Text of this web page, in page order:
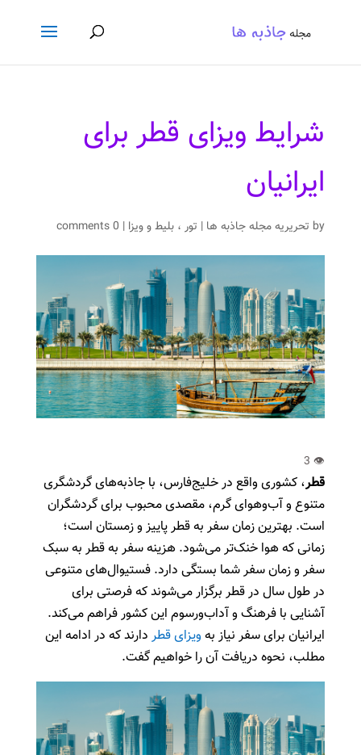
شرایط ویزای قطر برای
ایرانیان
by تحریریه مجله جاذبه ها | تور ، بلیط و ویزا |
0 comments
قطر، کشوری واقع در خلیج‌فارس، با جاذبه‌های گردشگری
متنوع و آب‌وهوای گرم، مقصدی محبوب برای گردشگران
است. بهترین زمان سفر به قطر پاییز و زمستان است؛
زمانی که هوا خنک‌تر می‌شود. هزینه سفر به قطر به سبک
سفر و زمان سفر شما بستگی دارد. فستیوال‌های متنوعی
در طول سال در قطر برگزار می‌شوند که فرصتی برای
آشنایی با فرهنگ و آداب‌ورسوم این کشور فراهم می‌کند.
ایرانیان برای سفر نیاز به ویزای قطردارند که در ادامه این
مطلب، نحوه دریافت آن را خواهیم گفت.